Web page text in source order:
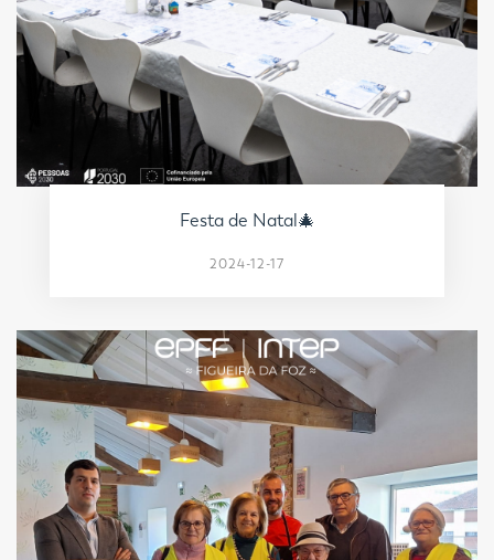
Festa de Natal🎄
2024-12-17